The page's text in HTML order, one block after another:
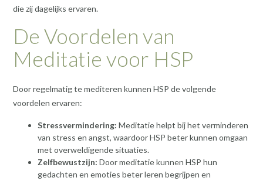
die zij dagelijks ervaren.
De Voordelen van
Meditatie voor HSP
Door regelmatig te mediteren kunnen HSP de volgende
voordelen ervaren:
Stressvermindering: Meditatie helpt bij het verminderen
van stress en angst, waardoor HSP beter kunnen omgaan
met overweldigende situaties.
Zelfbewustzijn: Door meditatie kunnen HSP hun
gedachten en emoties beter leren begrijpen en